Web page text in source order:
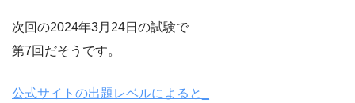
次回の2024年3月24日の試験で
第7回だそうです。
公式サイトの出題レベルによると_